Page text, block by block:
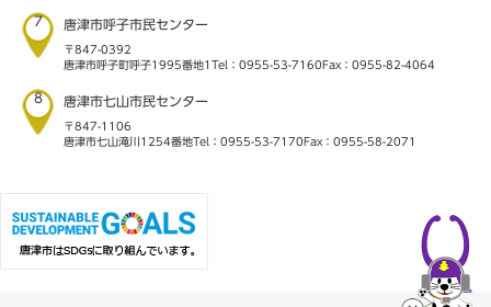
7 唐津市呼子市民センター
〒847-0392
唐津市呼子町呼子1995番地1 Tel：0955-53-7160 Fax：0955-82-4064
8 唐津市七山市民センター
〒847-1106
唐津市七山滝川1254番地Tel：0955-53-7170 Fax：0955-58-2071